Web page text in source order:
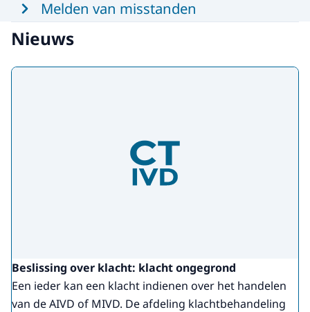
Melden van misstanden
Nieuws
Beslissing over klacht: klacht ongegrond
Een ieder kan een klacht indienen over het handelen
van de AIVD of MIVD. De afdeling klachtbehandeling